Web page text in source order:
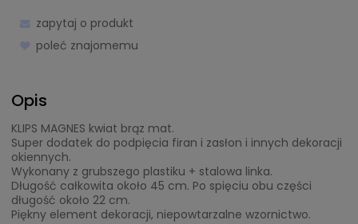
zapytaj o produkt
poleć znajomemu
Opis
KLIPS MAGNES kwiat brąz mat.
Super dodatek do podpięcia firan i zasłon i innych dekoracji
okiennych.
Wykonany z grubszego plastiku + stalowa linka.
Długość całkowita około 45 cm. Po spięciu obu części
długość około 22 cm.
Piękny element dekoracji, niepowtarzalne wzornictwo.